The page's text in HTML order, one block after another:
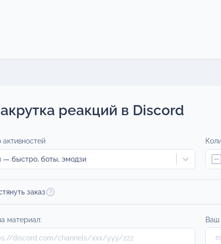
реакций в Discord
активностей
— быстро, боты, эмодзи
заказ
материал: Ваш